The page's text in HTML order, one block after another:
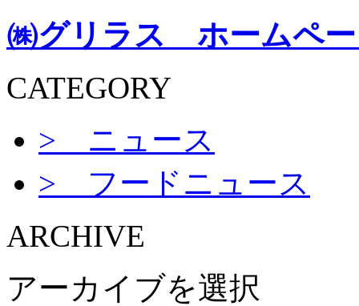
㈱グリラス ホームペ
CATEGORY
> ニュース
> フードニュース
ARCHIVE
アーカイブを選択